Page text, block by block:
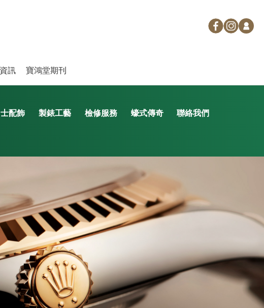
訊 寶鴻堂期刊
配飾 製錶工藝 檢修服務 蠔式傳奇 聯絡我們